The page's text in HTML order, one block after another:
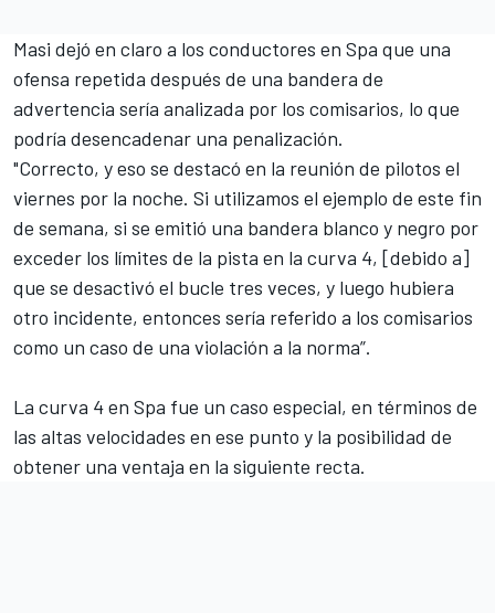
Masi dejó en claro a los conductores en Spa que una
ofensa repetida después de una bandera de
advertencia sería analizada por los comisarios, lo que
podría desencadenar una penalización.
"Correcto, y eso se destacó en la reunión de pilotos el
viernes por la noche. Si utilizamos el ejemplo de este fin
de semana, si se emitió una bandera blanco y negro por
exceder los límites de la pista en la curva 4, [debido a]
que se desactivó el bucle tres veces, y luego hubiera
otro incidente, entonces sería referido a los comisarios
como un caso de una violación a la norma”.
La curva 4 en Spa fue un caso especial, en términos de
las altas velocidades en ese punto y la posibilidad de
obtener una ventaja en la siguiente recta.